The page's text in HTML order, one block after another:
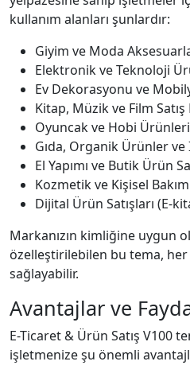
kullanım alanları şunlardır:
Giyim ve Moda
Elektronik ve Teknoloji
Ev Dekorasyonu ve
Kitap, Müzik ve Film
Oyuncak ve Hobi
Gıda, Organik Ürünler ve
El Yapımı ve Butik Ürün
Kozmetik ve Kişisel
Dijital Ürün Satışları (E-
Markanızın kimliğine uygun
özelleştirilebilen bu tema,
sağlayabilir.
Avantajlar ve
E-Ticaret & Ürün Satış V100
işletmenize şu önemli